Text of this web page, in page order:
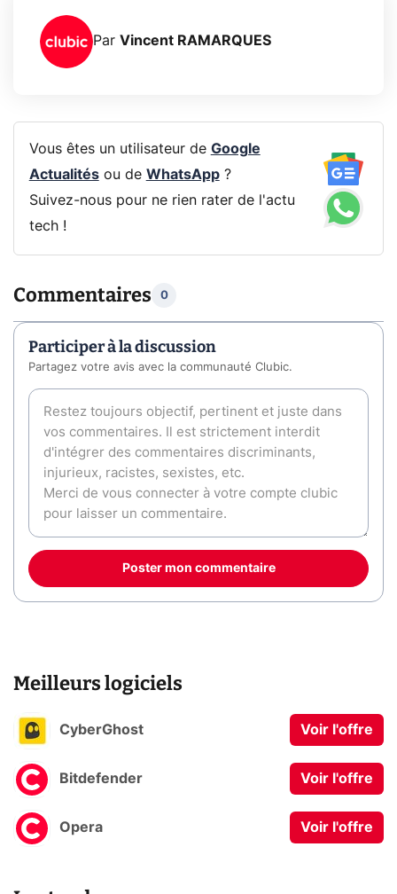
Par Vincent RAMARQUES
Vous êtes un utilisateur de Google
Actualitésou de WhatsApp?
Suivez-nous pour ne rien rater de l'actu
tech !
Commentaires 0
Participer à la discussion
Partagez votre avis avec la communauté Clubic.
Poster mon commentaire
Meilleurs logiciels
CyberGhost Voir l'offre
Bitdefender Voir l'offre
Opera Voir l'offre